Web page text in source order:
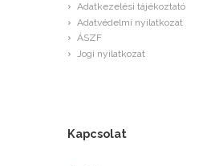
Adatkezelési tájékoztató
Adatvédelmi nyilatkozat
ÁSZF
Jogi nyilatkozat
Kapcsolat